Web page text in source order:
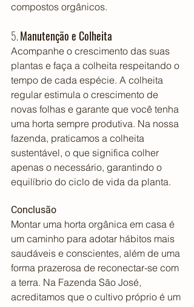
compostos orgânicos.
5. Manutenção e Colheita
Acompanhe o crescimento das suas
plantas e faça a colheita respeitando o
tempo de cada espécie. A colheita
regular estimula o crescimento de
novas folhas e garante que você tenha
uma horta sempre produtiva. Na nossa
fazenda, praticamos a colheita
sustentável, o que significa colher
apenas o necessário, garantindo o
equilíbrio do ciclo de vida da planta.
Conclusão
Montar uma horta orgânica em casa é
um caminho para adotar hábitos mais
saudáveis e conscientes, além de uma
forma prazerosa de reconectar-se com
a terra. Na Fazenda São José,
acreditamos que o cultivo próprio é um